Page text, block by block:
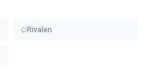
Rivalen